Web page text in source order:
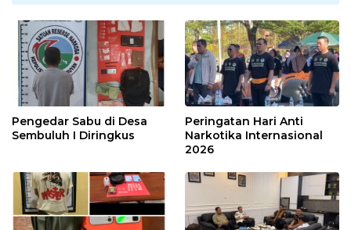
Pengedar Sabu di Desa
Sembuluh I Diringkus
Peringatan Hari Anti
Narkotika Internasional
2026